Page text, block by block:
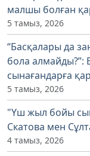
малшы болған
5 тамыз, 2026
“Басқалары да
бола алмайды?”:
сынағандарға
5 тамыз, 2026
"Үш жыл бойы
Скатова мен
4 тамыз, 2026